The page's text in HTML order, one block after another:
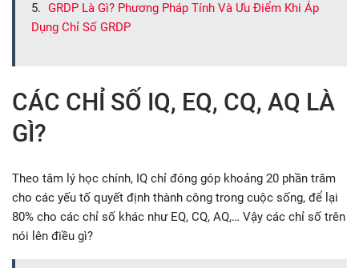
GRDP Là Gì? Phương Pháp Tính Và Ưu Điểm Khi Áp
Dụng Chỉ Số GRDP
CÁC CHỈ SỐ IQ, EQ, CQ, AQ LÀ
GÌ?
Theo tâm lý học chính, IQ chỉ đóng góp khoảng 20 phần trăm
cho các yếu tố quyết định thành công trong cuộc sống, để lại
80% cho các chỉ số khác như EQ, CQ, AQ,… Vậy các chỉ số trên
nói lên điều gì?